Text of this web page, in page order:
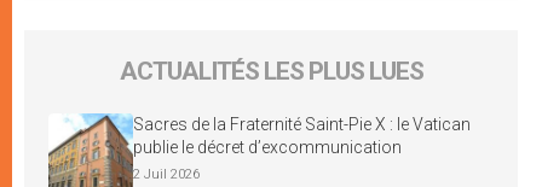
ACTUALITÉS LES PLUS LUES
Sacres de la Fraternité Saint-Pie X : le Vatican
publie le décret d’excommunication
2 Juil 2026